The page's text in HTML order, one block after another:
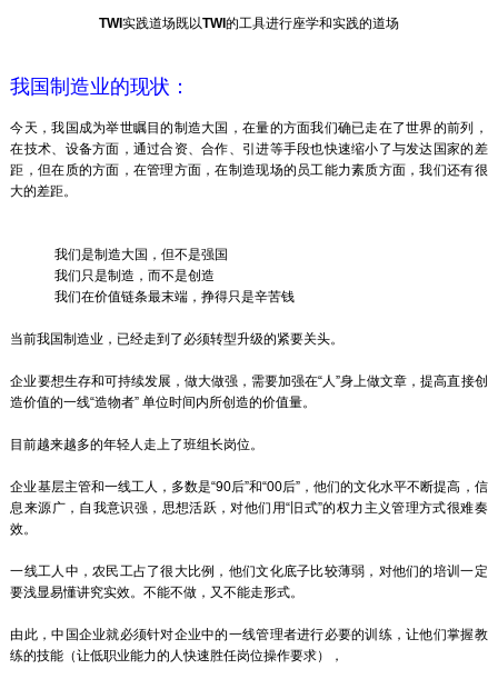
TWI实践道场既以TWI的工具进行座学和实践的道场
我国制造业的现状：
今天，我国成为举世瞩目的制造大国，在量的方面我们确已走在了世界的前列，
在技术、设备方面，通过合资、合作、引进等手段也快速缩小了与发达国家的差
距，但在质的方面，在管理方面，在制造现场的员工能力素质方面，我们还有很
大的差距。
我们是制造大国，但不是强国
我们只是制造，而不是创造
我们在价值链条最末端，挣得只是辛苦钱
当前我国制造业，已经走到了必须转型升级的紧要关头。
企业要想生存和可持续发展，做大做强，需要加强在“人”身上做文章，提高直接创
造价值的一线“造物者” 单位时间内所创造的价值量。
目前越来越多的年轻人走上了班组长岗位。
企业基层主管和一线工人，多数是“90后”和“00后”，他们的文化水平不断提高，信
息来源广，自我意识强，思想活跃，对他们用“旧式”的权力主义管理方式很难奏
效。
一线工人中，农民工占了很大比例，他们文化底子比较薄弱，对他们的培训一定
要浅显易懂讲究实效。不能不做，又不能走形式。
由此，中国企业就必须针对企业中的一线管理者进行必要的训练，让他们掌握教
练的技能（让低职业能力的人快速胜任岗位操作要求），